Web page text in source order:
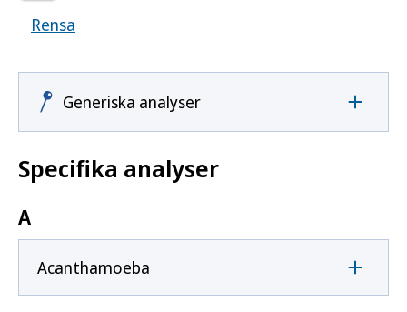
Rensa
Generiska analyser
Specifika analyser
A
Acanthamoeba